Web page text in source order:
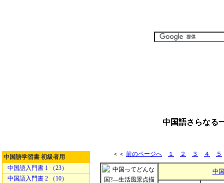
中国語さらなる
中国語学習書 初級者用
中国語入門書 1 （23）
中国語入門書 2 （10）
＜＜ 前のページへ １ ２ ３ ４ ５
中